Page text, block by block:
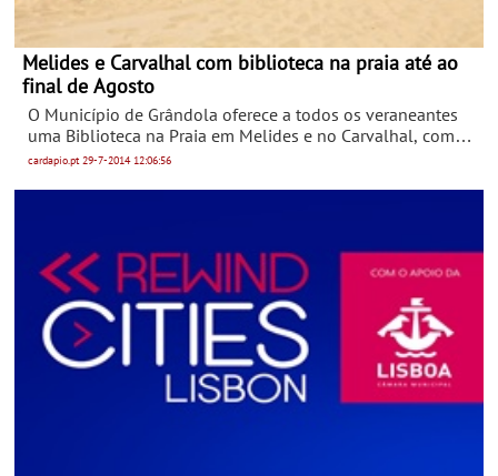
Melides e Carvalhal com biblioteca na praia até ao
final de Agosto
O Município de Grândola oferece a todos os veraneantes
uma Biblioteca na Praia em Melides e no Carvalhal, com
mais de cinco centenas de publicações, entre livros, jornais
cardapio.pt29-7-201412:06:56